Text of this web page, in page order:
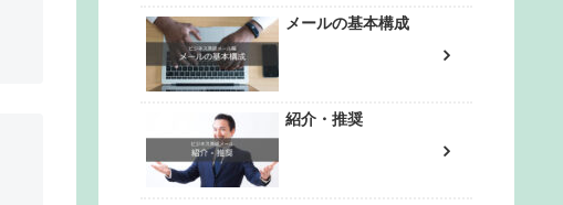
メールの基本構成
紹介・推奨